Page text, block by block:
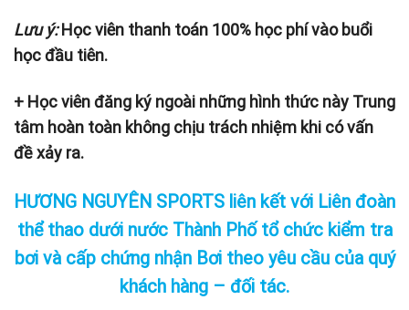
Lưu ý:Học viên thanh toán 100% học phí vào buổi
học đầu tiên.
+ Học viên đăng ký ngoài những hình thức này Trung
tâm hoàn toàn không chịu trách nhiệm khi có vấn
đề xảy ra.
HƯƠNG NGUYÊN SPORTS liên kết với Liên đoàn
thể thao dưới nước Thành Phố tổ chức kiểm tra
bơi và cấp chứng nhận Bơi theo yêu cầu của quý
khách hàng – đối tác.